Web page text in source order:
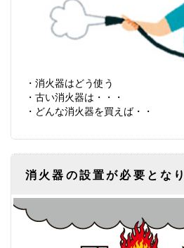
・消火器はどう使う
・古い消火器は・・・
・どんな消火器を買えば・・
消火器の設置が必要とな